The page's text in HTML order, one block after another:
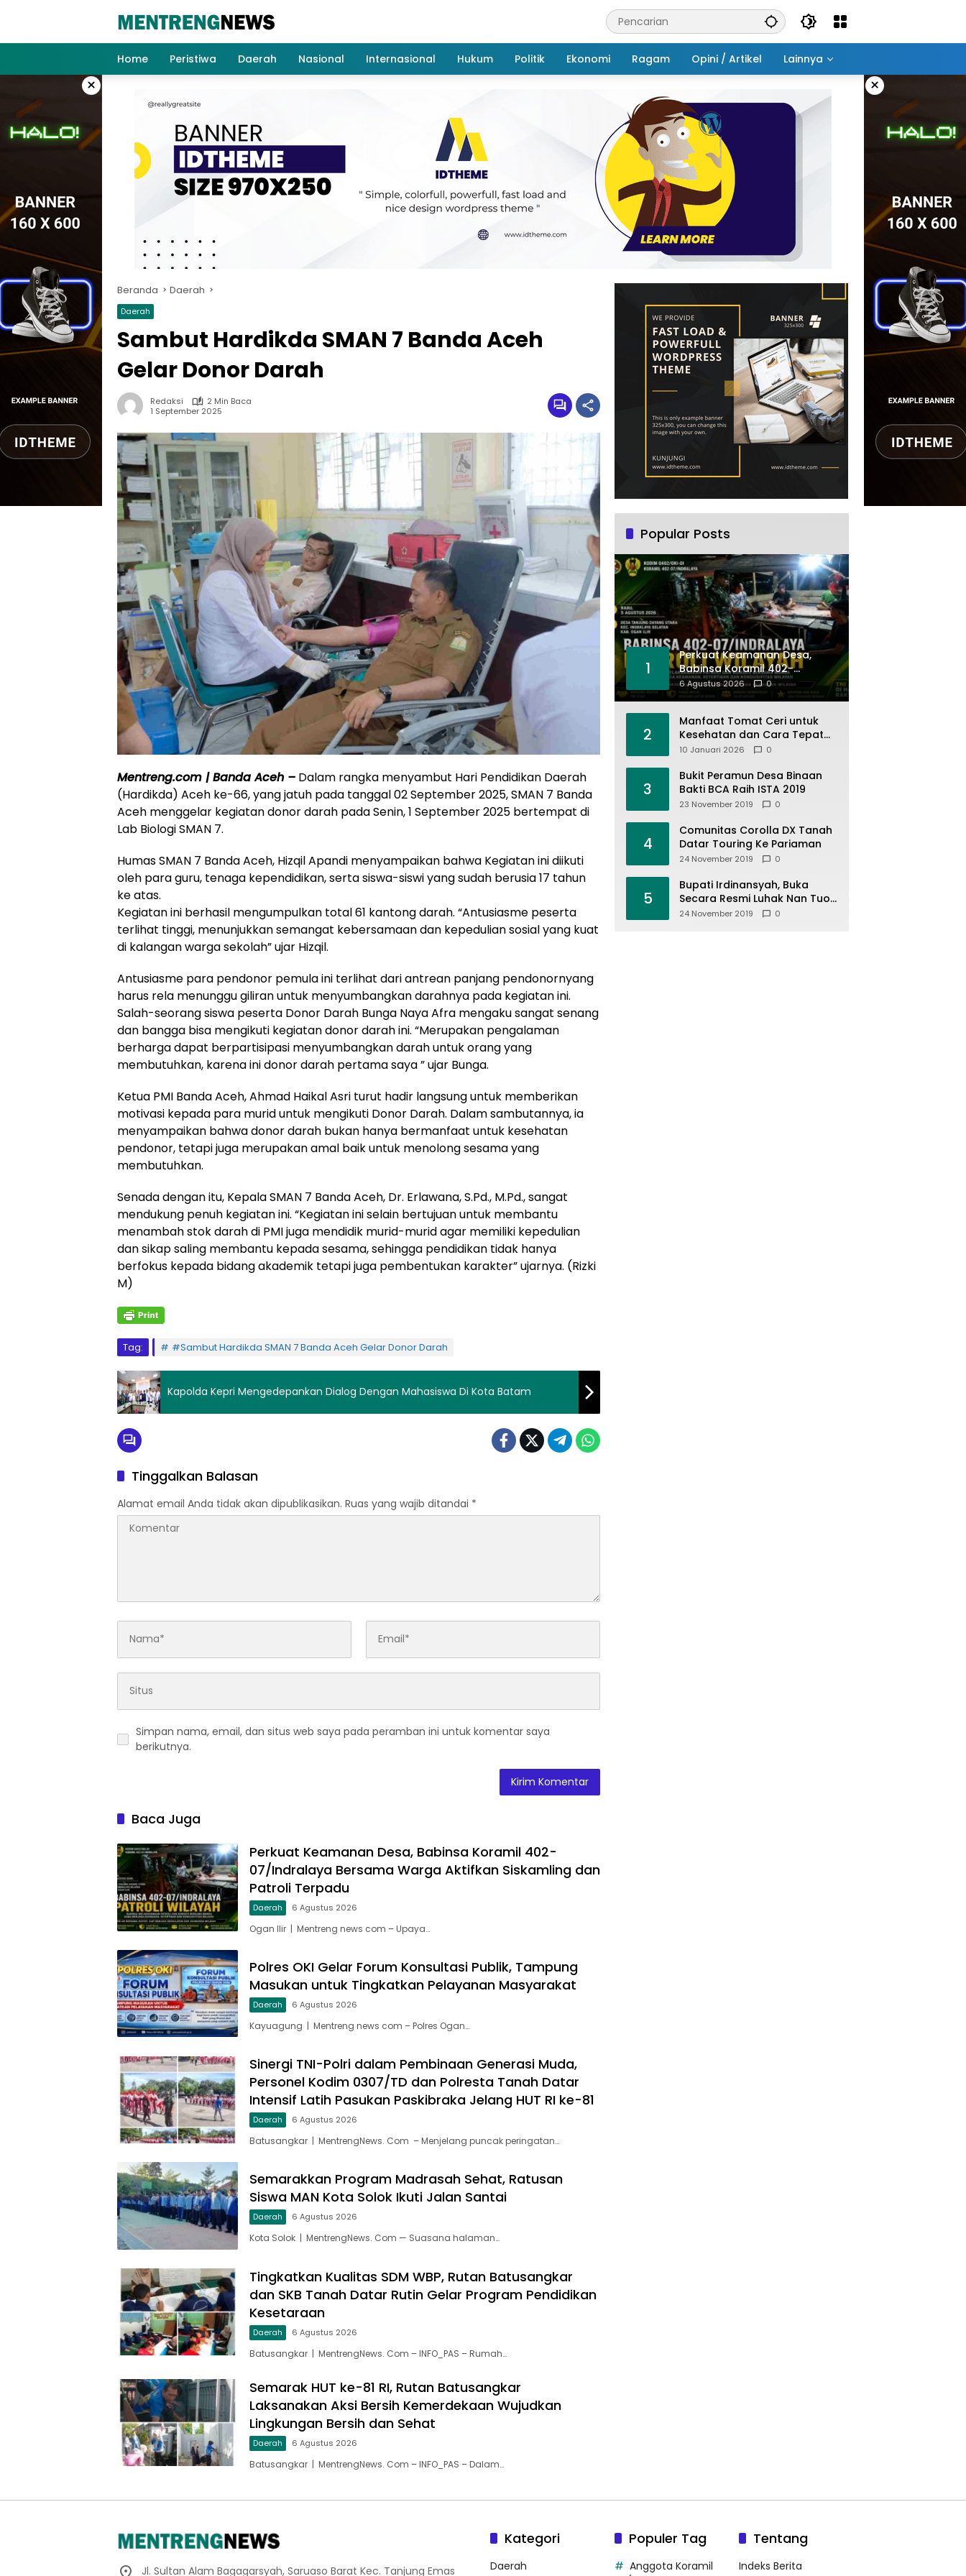
Home
Peristiwa Daerah Nasional Internasional Hukum Politik Ekonomi Ragam Opini / Artikel Lainnya
× ×
Beranda Daerah
Daerah
Sambut Hardikda SMAN 7 Banda Aceh
Gelar Donor Darah
Redaksi
2 Min Baca
1 September 2025
Mentreng.com | Banda Aceh – Dalam rangka menyambut Hari Pendidikan Daerah
(Hardikda) Aceh ke-66, yang jatuh pada tanggal 02 September 2025, SMAN 7 Banda
Aceh menggelar kegiatan donor darah pada Senin, 1 September 2025 bertempat di
Lab Biologi SMAN 7.
Humas SMAN 7 Banda Aceh, Hizqil Apandi menyampaikan bahwa Kegiatan ini diikuti
oleh para guru, tenaga kependidikan, serta siswa-siswi yang sudah berusia 17 tahun
ke atas.
Kegiatan ini berhasil mengumpulkan total 61 kantong darah. “Antusiasme peserta
terlihat tinggi, menunjukkan semangat kebersamaan dan kepedulian sosial yang kuat
di kalangan warga sekolah” ujar Hizqil.
Antusiasme para pendonor pemula ini terlihat dari antrean panjang pendonornyang
harus rela menunggu giliran untuk menyumbangkan darahnya pada kegiatan ini.
Salah-seorang siswa peserta Donor Darah Bunga Naya Afra mengaku sangat senang
dan bangga bisa mengikuti kegiatan donor darah ini. “Merupakan pengalaman
berharga dapat berpartisipasi menyumbangkan darah untuk orang yang
membutuhkan, karena ini donor darah pertama saya ” ujar Bunga.
Ketua PMI Banda Aceh, Ahmad Haikal Asri turut hadir langsung untuk memberikan
motivasi kepada para murid untuk mengikuti Donor Darah. Dalam sambutannya, ia
menyampaikan bahwa donor darah bukan hanya bermanfaat untuk kesehatan
pendonor, tetapi juga merupakan amal baik untuk menolong sesama yang
membutuhkan.
Senada dengan itu, Kepala SMAN 7 Banda Aceh, Dr. Erlawana, S.Pd., M.Pd., sangat
mendukung penuh kegiatan ini. “Kegiatan ini selain bertujuan untuk membantu
menambah stok darah di PMI juga mendidik murid-murid agar memiliki kepedulian
dan sikap saling membantu kepada sesama, sehingga pendidikan tidak hanya
berfokus kepada bidang akademik tetapi juga pembentukan karakter” ujarnya. (Rizki
M)
Tag: #Sambut Hardikda SMAN 7 Banda Aceh Gelar Donor Darah
Kapolda Kepri Mengedepankan Dialog Dengan Mahasiswa Di Kota Batam
Tinggalkan Balasan
Alamat email Anda tidak akan dipublikasikan. Ruas yang wajib ditandai *
Simpan nama, email, dan situs web saya pada peramban ini untuk komentar saya
berikutnya.
Baca Juga
Perkuat Keamanan Desa, Babinsa Koramil 402-
07/Indralaya Bersama Warga Aktifkan Siskamling dan
Patroli Terpadu
Daerah 6 Agustus 2026
Ogan Ilir | Mentreng news com – Upaya…
Polres OKI Gelar Forum Konsultasi Publik, Tampung
Masukan untuk Tingkatkan Pelayanan Masyarakat
Daerah 6 Agustus 2026
Kayuagung | Mentreng news com – Polres Ogan…
Sinergi TNI-Polri dalam Pembinaan Generasi Muda,
Personel Kodim 0307/TD dan Polresta Tanah Datar
Intensif Latih Pasukan Paskibraka Jelang HUT RI ke-81
Daerah 6 Agustus 2026
Batusangkar | MentrengNews. Com – Menjelang puncak peringatan…
Semarakkan Program Madrasah Sehat, Ratusan
Siswa MAN Kota Solok Ikuti Jalan Santai
Daerah 6 Agustus 2026
Kota Solok | MentrengNews. Com — Suasana halaman…
Tingkatkan Kualitas SDM WBP, Rutan Batusangkar
dan SKB Tanah Datar Rutin Gelar Program Pendidikan
Kesetaraan
Daerah 6 Agustus 2026
Batusangkar | MentrengNews. Com – INFO_PAS – Rumah…
Semarak HUT ke-81 RI, Rutan Batusangkar
Laksanakan Aksi Bersih Kemerdekaan Wujudkan
Lingkungan Bersih dan Sehat
Daerah 6 Agustus 2026
Batusangkar | MentrengNews. Com – INFO_PAS – Dalam…
Popular Posts
1
Perkuat Keamanan Desa,
Babinsa Koramil 402-
07/Indralaya Bersama Warga
Aktifkan Siskamling dan
6 Agustus 2026 0
2
Manfaat Tomat Ceri untuk
Kesehatan dan Cara Tepat
Mengonsumsinya
10 Januari 2026 0
3
Bukit Peramun Desa Binaan
Bakti BCA Raih ISTA 2019
23 November 2019 0
4
Comunitas Corolla DX Tanah
Datar Touring Ke Pariaman
24 November 2019 0
5
Bupati Irdinansyah, Buka
Secara Resmi Luhak Nan Tuo
Wirabraja Adventure Offroad
24 November 2019 0
Jl. Sultan Alam Bagagarsyah, Saruaso Barat Kec. Tanjung Emas
Kategori
Daerah
Populer Tag
Anggota Koramil
Tentang
Indeks Berita